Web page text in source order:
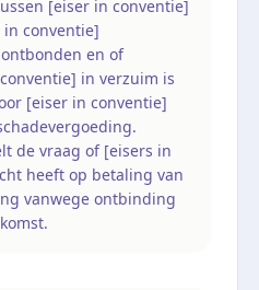
[eiser in conventie]
conventie]
en of
in verzuim is
[eiser in conventie]
de vraag of [eisers in
heeft op betaling van
vanwege ontbinding